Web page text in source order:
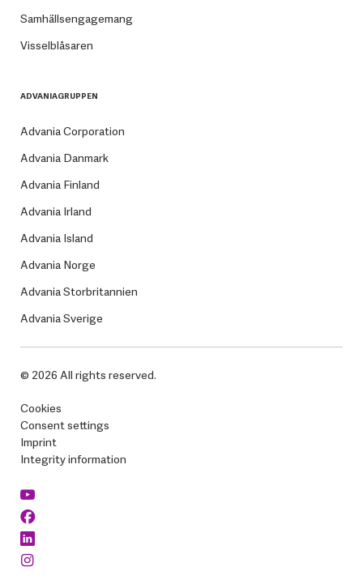
Samhällsengagemang
Visselblåsaren
ADVANIAGRUPPEN
Advania Corporation
Advania Danmark
Advania Finland
Advania Irland
Advania Island
Advania Norge
Advania Storbritannien
Advania Sverige
© 2026 All rights reserved.
Cookies
Consent settings
Imprint
Integrity information